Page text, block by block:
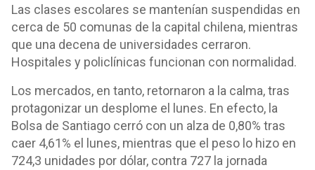
Las clases escolares se mantenían suspendidas en
cerca de 50 comunas de la capital chilena, mientras
que una decena de universidades cerraron.
Hospitales y policlínicas funcionan con normalidad.
Los mercados, en tanto, retornaron a la calma, tras
protagonizar un desplome el lunes. En efecto, la
Bolsa de Santiago cerró con un alza de 0,80% tras
caer 4,61% el lunes, mientras que el peso lo hizo en
724,3 unidades por dólar, contra 727 la jornada